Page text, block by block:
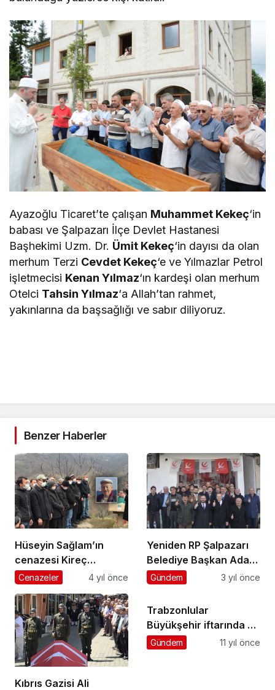
Ayazoğlu Ticaret’te çalışan Muhammet Kekeç‘in
babası ve Şalpazarı İlçe Devlet Hastanesi
Başhekimi Uzm. Dr. Ümit Kekeç‘in dayısı da olan
merhum Terzi Cevdet Kekeç‘e ve Yılmazlar Petrol
işletmecisi Kenan Yılmaz‘ın kardeşi olan merhum
Otelci Tahsin Yılmaz‘a Allah’tan rahmet,
yakınlarına da başsağlığı ve sabır diliyoruz.
Benzer Haberler
Hüseyin Sağlam’ın
cenazesi Kireç
Mahallesi’nde toprağa
Cenazeler 4 yıl önce
Yeniden RP Şalpazarı
Belediye Başkan Adayı
Fatih Yılmaz sahaya
Gündem 3 yıl önce
Kıbrıs Gazisi Ali
Trabzonlular
Büyükşehir iftarında bir
araya geldi
Gündem 11 yıl önce